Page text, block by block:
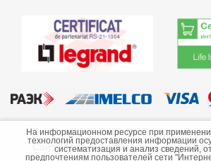
©2013-2026 ООО
Сайт носит информационный
На информационном ресурсе при
технологий предоставления информации
систематизация и анализ сведений,
предпочтениям пользователей сети